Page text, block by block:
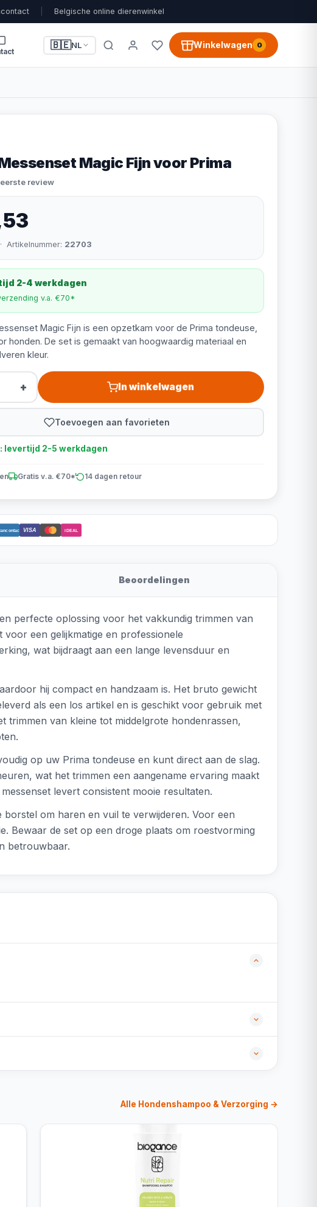
Belgische online dierenwinkel
🇧🇪NL Winkelwagen 0
Magic Fijn voor Prima
review
Artikelnummer: 22703
2-4 werkdagen
v.a. €70*
Magic Fijn is een opzetkam voor de Prima tondeuse,
honden. De set is gemaakt van hoogwaardig materiaal en
kleur.
+ In winkelwagen
Toevoegen aan favorieten
levertijd 2-5 werkdagen
Gratis v.a. €70* 14 dagen retour
VISA iDEAL
Beoordelingen
perfecte oplossing voor het vakkundig trimmen van
een gelijkmatige en professionele
wat bijdraagt aan een lange levensduur en
hij compact en handzaam is. Het bruto gewicht
als een los artikel en is geschikt voor gebruik met
trimmen van kleine tot middelgrote hondenrassen,
op uw Prima tondeuse en kunt direct aan de slag.
wat het trimmen een aangename ervaring maakt
levert consistent mooie resultaten.
om haren en vuil te verwijderen. Voor een
Bewaar de set op een droge plaats om roestvorming
betrouwbaar.
Alle Hondenshampoo & Verzorging →